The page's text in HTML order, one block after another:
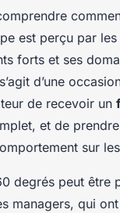
est perçu par
forts et ses
d’une
de recevoir un
et de
sur
degrés peut être
managers, qui